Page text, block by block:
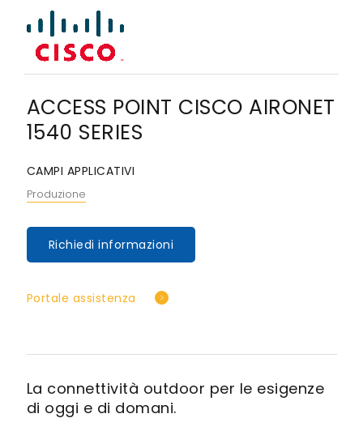
ACCESS POINT CISCO AIRONET
1540 SERIES
CAMPI APPLICATIVI
Produzione
Richiedi informazioni
Portale assistenza
La connettività outdoor per le esigenze
di oggi e di domani.